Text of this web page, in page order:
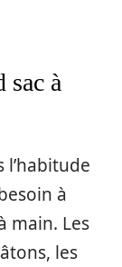
sac à
l’habitude
à
main. Les
les